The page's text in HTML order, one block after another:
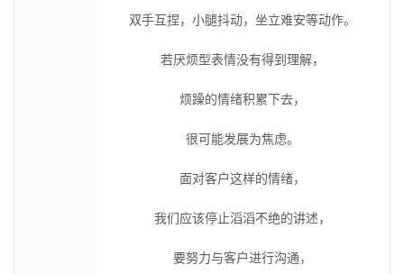
双手互捏，小腿抖动，坐立难安等动作。
若厌烦型表情没有得到理解，
烦躁的情绪积累下去，
很可能发展为焦虑。
面对客户这样的情绪，
我们应该停止滔滔不绝的讲述，
要努力与客户进行沟通，